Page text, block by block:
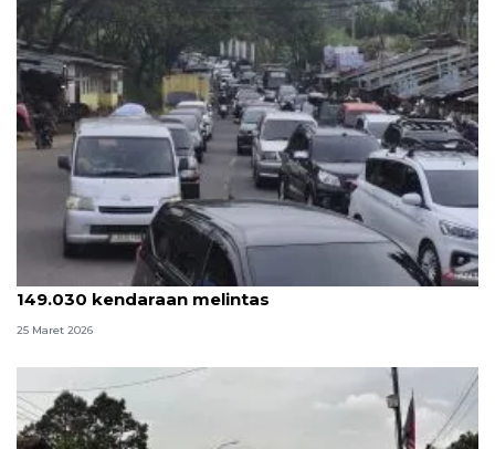
Puncak arus balik Nagreg terjadi H+3 dengan
149.030 kendaraan melintas
25 Maret 2026